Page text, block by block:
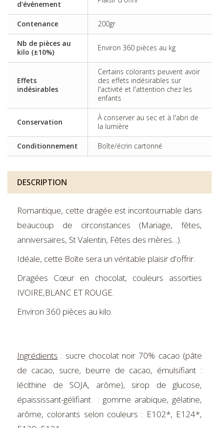
d'événement
Contenance 200gr
Nb de pièces au
kilo (±10%)
Environ 360 pièces au kg
Effets
indésirables
Certains colorants peuvent avoir
des effets indésirables sur
l'activité et l'attention chez les
enfants
Conservation
À conserver au sec et à l'abri de
la lumière
Conditionnement Boîte/écrin cartonné
DESCRIPTION
Romantique, cette dragée est incontournable dans
beaucoup de circonstances (Mariage, fêtes,
anniversaires, St Valentin, Fêtes des mères…).
Idéale, cette Boîte sera un véritable plaisir d'offrir.
Dragées Cœur en chocolat, couleurs assorties
IVOIRE,BLANC ET ROUGE.
Environ 360 pièces au kilo.
Ingrédients : sucre chocolat noir 70% cacao (pâte
de cacao, sucre, beurre de cacao, émulsifiant :
lécithine de SOJA, arôme), sirop de glucose,
épaississant-gélifiant : gomme arabique, gélatine,
arôme, colorants selon couleurs : E102*, E124*,